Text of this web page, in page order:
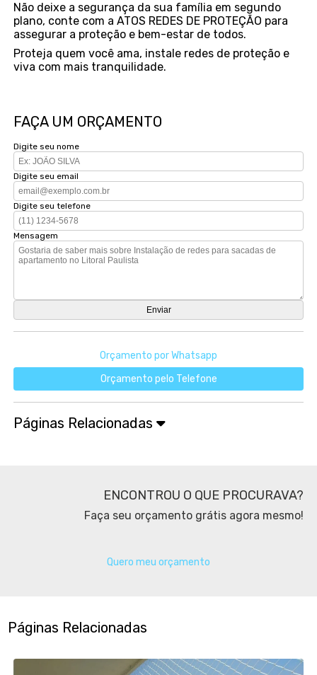
Não deixe a segurança da sua família em segundo
plano, conte com a ATOS REDES DE PROTEÇÃO para
assegurar a proteção e bem-estar de todos.
Proteja quem você ama, instale redes de proteção e
viva com mais tranquilidade.
FAÇA UM ORÇAMENTO
Digite seu nome
Digite seu email
Digite seu telefone
Mensagem
Orçamento por Whatsapp
Orçamento pelo Telefone
Páginas Relacionadas
ENCONTROU O QUE PROCURAVA?
Faça seu orçamento grátis agora mesmo!
Quero meu orçamento
Páginas Relacionadas